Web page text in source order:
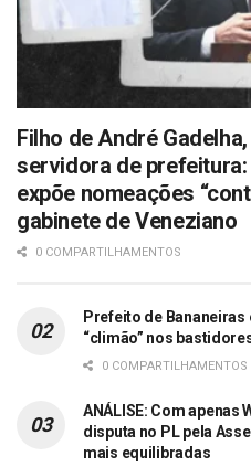
Filho de André
servidora de
expõe nomeações
gabinete de Veneziano
0 COMPARTILHAMENTOS
Prefeito de
“climão” nos
0 COMPARTILHAMENTOS
ANÁLISE: Com apenas
disputa no PL pela
mais equilibradas